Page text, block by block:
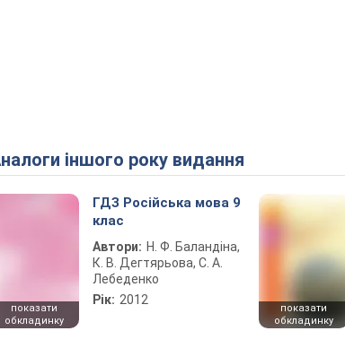
Аналоги іншого року видання
показати
обкладинку
ГДЗ Російська мова 9
клас
Автори: Н. Ф. Баландіна,
К. В. Дегтярьова, С. А.
Лебеденко
Рік: 2012
показати
обкладинку